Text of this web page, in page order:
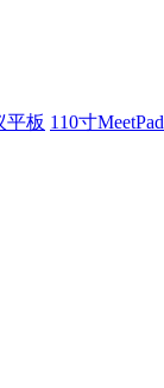
平板 110寸